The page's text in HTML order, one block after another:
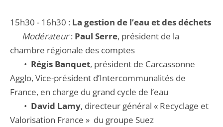
15h30 - 16h30 : La gestion de l’eau et des déchets
Modérateur: Paul Serre, président de la
chambre régionale des comptes
• Régis Banquet, président de Carcassonne
Agglo, Vice-président d’Intercommunalités de
France, en charge du grand cycle de l’eau
• David Lamy, directeur général « Recyclage et
Valorisation France » du groupe Suez